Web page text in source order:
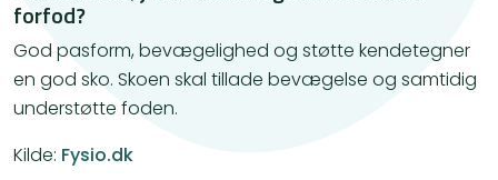
forfod?
God pasform, bevægelighed og støtte kendetegner
en god sko. Skoen skal tillade bevægelse og samtidig
understøtte foden.
Kilde: Fysio.dk